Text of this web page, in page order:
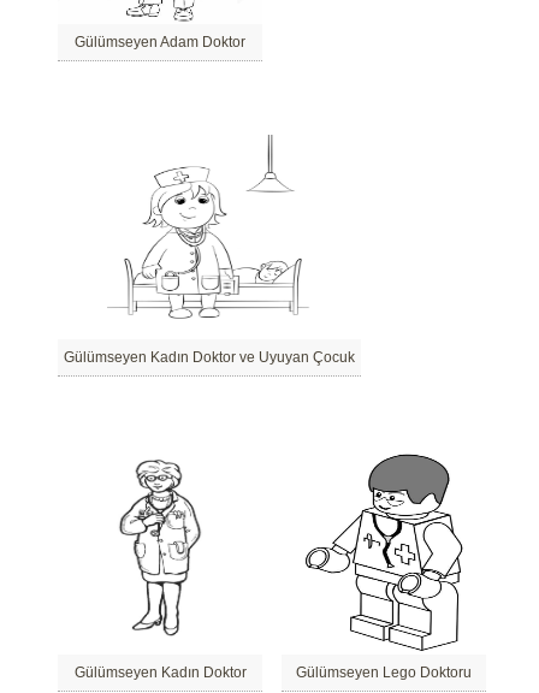
Gülümseyen Adam Doktor
Gülümseyen Kadın Doktor ve Uyuyan Çocuk
Gülümseyen Kadın Doktor Gülümseyen Lego Doktoru